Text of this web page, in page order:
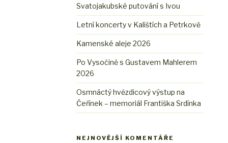
Svatojakubské putování s Ivou
Letní koncerty v Kalištích a Petrkově
Kamenské aleje 2026
Po Vysočině s Gustavem Mahlerem
2026
Osmnáctý hvězdicový výstup na
Čeřínek – memoriál Františka Srdínka
NEJNOVĚJŠÍ KOMENTÁŘE